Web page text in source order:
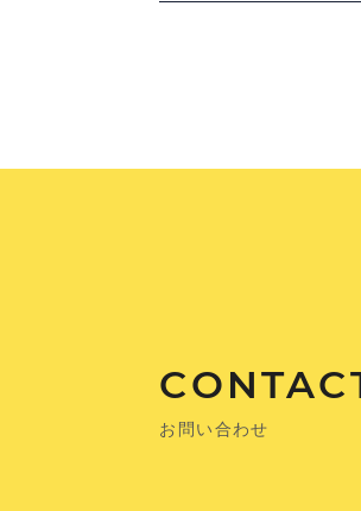
お問い合わせ